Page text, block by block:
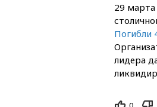
29 марта
Погибли
лидера